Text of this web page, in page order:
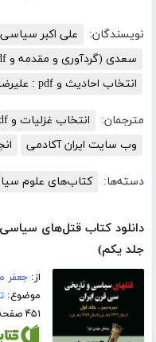
نویسندگان: علی اکبر سیاسی
سعدی (گردآوری و مقدمه و pdf علیرضا ملکی)
انتخاب احادیث و pdf : علیرضا ملکی
مترجمان:
انتخاب غزلیات و pdf : علیرضا ملکی
وب سایت ایران آکادمی
دسته‌ها: کتاب‌های علوم
دانلود کتاب قتل‌های
جلد یکم)
از:جعفر
موضوع:
۴۵۱ صفحه